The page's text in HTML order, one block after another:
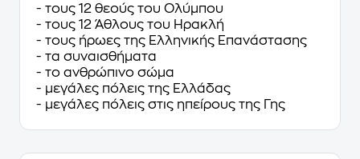
- τους 12 θεούς του Ολύμπου
- τους 12 Άθλους του Ηρακλή
- τους ήρωες της Ελληνικής Επανάστασης
- τα συναισθήματα
- το ανθρώπινο σώμα
- μεγάλες πόλεις της Ελλάδας
- μεγάλες πόλεις στις ηπείρους της Γης